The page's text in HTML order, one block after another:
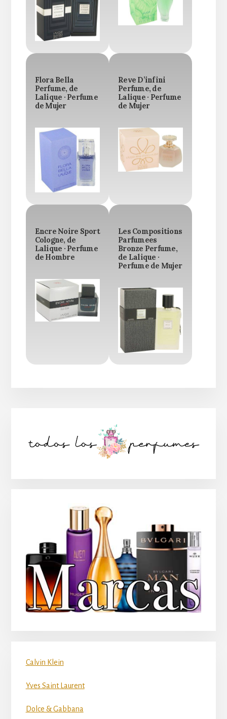
Flora Bella
Perfume, de
Lalique · Perfume
de Mujer
Reve D’infini
Perfume, de
Lalique · Perfume
de Mujer
Encre Noire Sport
Cologne, de
Lalique · Perfume
de Hombre
Les Compositions
Parfumees
Bronze Perfume,
de Lalique ·
Perfume de Mujer
lateral
Calvin Klein
Yves Saint Laurent
Dolce & Gabbana